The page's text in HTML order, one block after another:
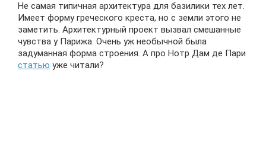
Не самая типичная архитектура для базилики тех лет.
Имеет форму греческого креста, но с земли этого не
заметить. Архитектурный проект вызвал смешанные
чувства у Парижа. Очень уж необычной была
задуманная форма строения. А про Нотр Дам де Пари
статью уже читали?